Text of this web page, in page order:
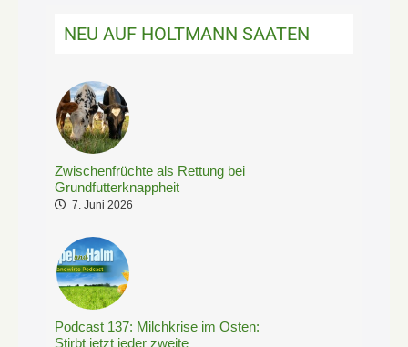
NEU AUF HOLTMANN SAATEN
Zwischenfrüchte als Rettung bei
Grundfutterknappheit
7. Juni 2026
Podcast 137: Milchkrise im Osten:
Stirbt jetzt jeder zweite